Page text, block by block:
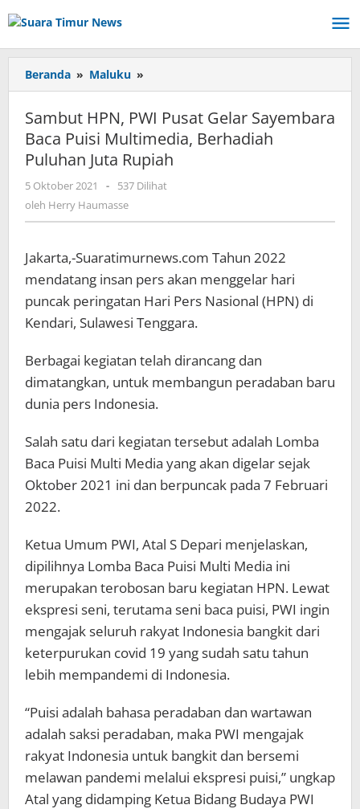
ke
Beranda » Maluku »
HPN,
Pusat
Gelar
Sayembara
Puisi
Berhadiah
Juta
Rupiah
Sambut HPN, PWI Pusat Gelar Sayembara
Baca Puisi Multimedia, Berhadiah
Puluhan Juta Rupiah
5 Oktober 2021
oleh
Herry
-
537 Dilihat
oleh Herry Haumasse
Jakarta,-Suaratimurnews.com Tahun 2022
mendatang insan pers akan menggelar hari
puncak peringatan Hari Pers Nasional (HPN) di
Kendari, Sulawesi Tenggara.
Berbagai kegiatan telah dirancang dan
dimatangkan, untuk membangun peradaban baru
dunia pers Indonesia.
Salah satu dari kegiatan tersebut adalah Lomba
Baca Puisi Multi Media yang akan digelar sejak
Oktober 2021 ini dan berpuncak pada 7 Februari
2022.
Ketua Umum PWI, Atal S Depari menjelaskan,
dipilihnya Lomba Baca Puisi Multi Media ini
merupakan terobosan baru kegiatan HPN. Lewat
ekspresi seni, terutama seni baca puisi, PWI ingin
mengajak seluruh rakyat Indonesia bangkit dari
keterpurukan covid 19 yang sudah satu tahun
lebih mempandemi di Indonesia.
“Puisi adalah bahasa peradaban dan wartawan
adalah saksi peradaban, maka PWI mengajak
rakyat Indonesia untuk bangkit dan bersemi
melawan pandemi melalui ekspresi puisi,” ungkap
Atal yang didamping Ketua Bidang Budaya PWI